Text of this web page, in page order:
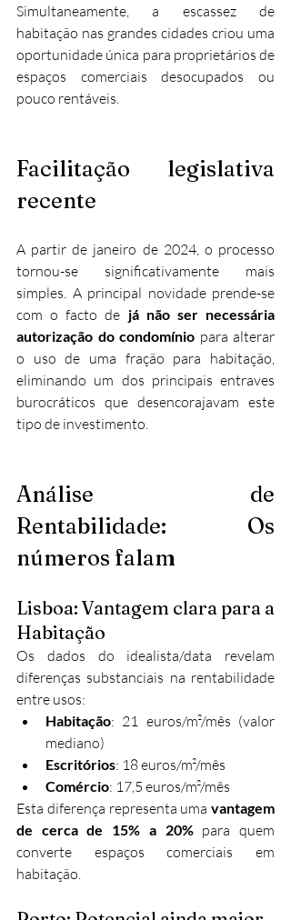
Simultaneamente, a escassez de
habitação nas grandes cidades criou uma
oportunidade única para proprietários de
espaços comerciais desocupados ou
pouco rentáveis.
Facilitação legislativa
recente
A partir de janeiro de 2024, o processo
tornou-se significativamente mais
simples. A principal novidade prende-se
com o facto de já não ser necessária
autorização do condomínio para alterar
o uso de uma fração para habitação,
eliminando um dos principais entraves
burocráticos que desencorajavam este
tipo de investimento.
Análise de
Rentabilidade: Os
números falam
Lisboa: Vantagem clara para a
Habitação
Os dados do idealista/data revelam
diferenças substanciais na rentabilidade
entre usos:
Habitação: 21 euros/m²/mês (valor
mediano)
Escritórios: 18 euros/m²/mês
Comércio: 17,5 euros/m²/mês
Esta diferença representa uma vantagem
de cerca de 15% a 20% para quem
converte espaços comerciais em
habitação.